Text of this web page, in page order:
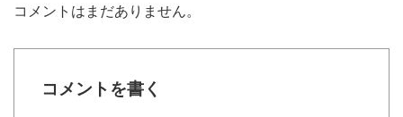
コメントはまだありません。
コメントを書く